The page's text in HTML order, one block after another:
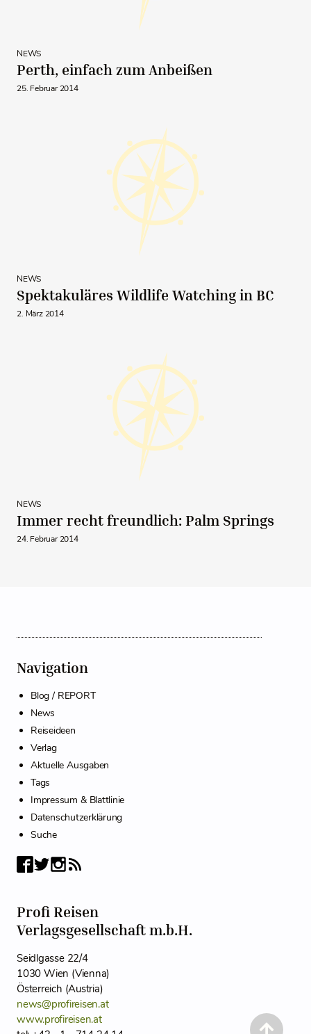
NEWS
Perth, einfach zum Anbeißen
25. Februar 2014
NEWS
Spektakuläres Wildlife Watching in BC
2. März 2014
NEWS
Immer recht freundlich: Palm Springs
24. Februar 2014
Navigation
Blog / REPORT
News
Reiseideen
Verlag
Aktuelle Ausgaben
Tags
Impressum & Blattlinie
Datenschutzerklärung
Suche
Profi Reisen
Verlagsgesellschaft m.b.H.
Seidlgasse 22/4
1030 Wien (Vienna)
Österreich (Austria)
news@profireisen.at
www.profireisen.at